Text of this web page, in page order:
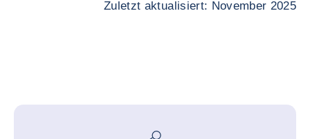
Zuletzt aktualisiert: November 2025